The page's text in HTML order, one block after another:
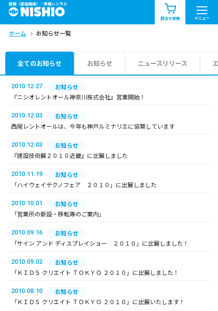
建機（建設機械）・重機レンタル
問合せ依頼 メニュー
商品一覧 お知らせ一覧
問合せ依頼リスト
エリア情報を見る
ホーム お知らせ一覧
全てのお知らせ お知らせ ニュースリリース
2010.12.27
お知らせ
『ニシオレントオール神奈川株式会社』営業開始！
2010.12.03
お知らせ
西尾レントオールは、今年も神戸ルミナリエに協賛しています
2010.12.03
お知らせ
『建設技術展２０１０近畿』に出展しました
2010.11.19
お知らせ
「ハイウェイテクノフェア ２０１０」に出展しました
2010.10.01
お知らせ
「営業所の新設・移転等のご案内」
2010.09.16
お知らせ
「サイン アンド ディスプレイショー ２０１０」に出展しました！
2010.09.02
お知らせ
「ＫＩＤＳ クリエイト ＴＯＫＹＯ ２０１０」に出展しました！
2010.08.10
お知らせ
「ＫＩＤＳ クリエイト ＴＯＫＹＯ ２０１０」に出展いたします！